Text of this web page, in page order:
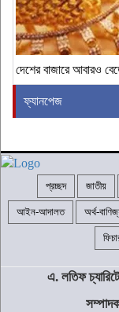
দেশের বাজারে আবারও
ফ্যানপেজ
প্রচ্ছদ জাতীয়
আইন-আদালত অর্থ-
এ. লতিফ
সম্পাদক: